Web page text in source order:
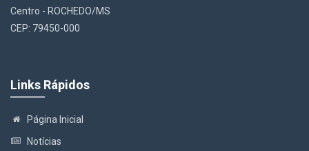
Centro - ROCHEDO/MS
CEP: 79450-000
Links Rápidos
Página Inicial
Notícias